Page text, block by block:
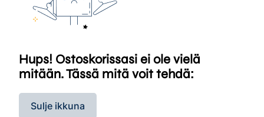
Hups! Ostoskorissasi ei ole vielä
mitään. Tässä mitä voit tehdä:
Sulje ikkuna